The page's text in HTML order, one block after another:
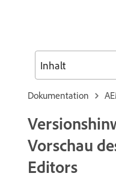
Dokumentation
Vorschau
Editors
Inhalt